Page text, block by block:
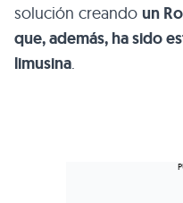
solución creando un
que, además, ha sido
limusina.